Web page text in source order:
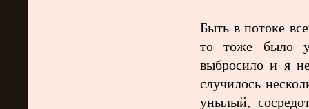
Быть в потоке
то тоже было
выбросило и я
случилось
унылый,